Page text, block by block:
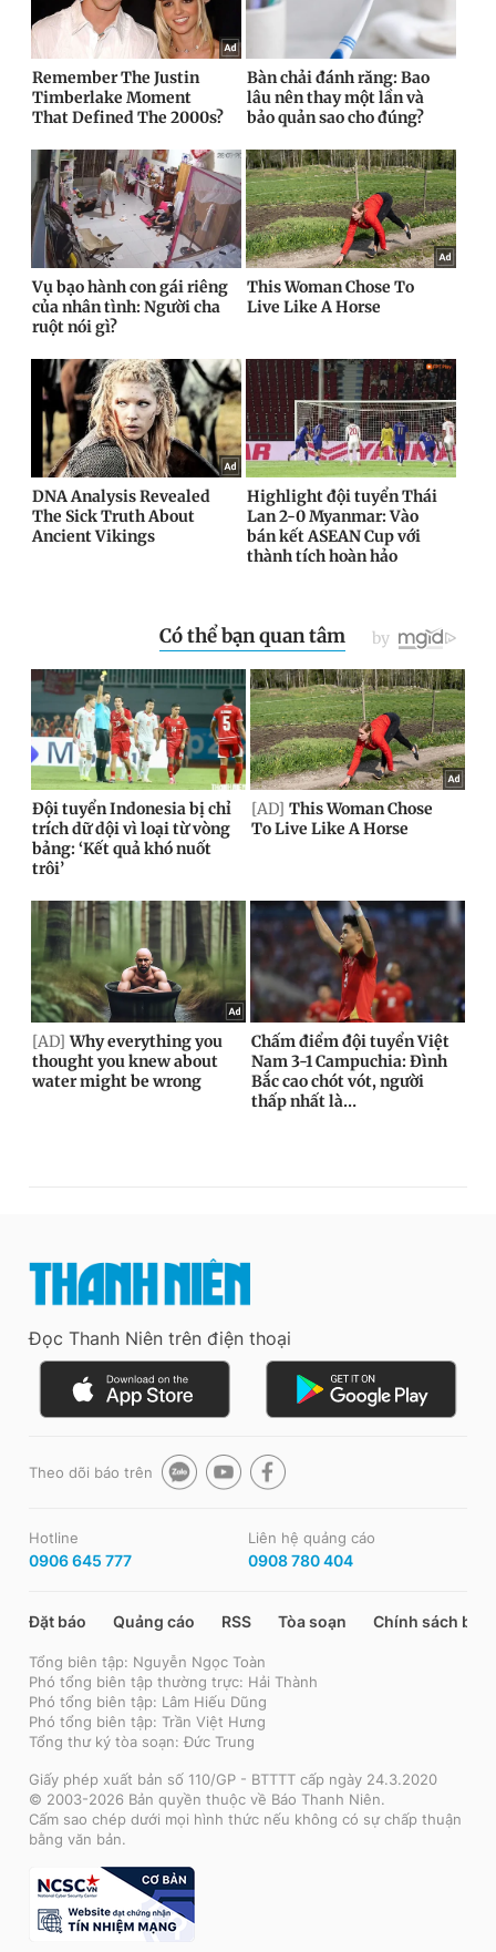
Đọc Thanh Niên trên điện thoại
Theo dõi báo trên
Hotline
0906 645 777
Liên hệ quảng cáo
0908 780 404
Đặt báo Quảng cáo RSS Tòa soạn Chính sách bảo
Tổng biên tập: Nguyễn Ngọc Toàn
Phó tổng biên tập thường trực: Hải Thành
Phó tổng biên tập: Lâm Hiếu Dũng
Phó tổng biên tập: Trần Việt Hưng
Tổng thư ký tòa soạn: Đức Trung
Giấy phép xuất bản số 110/GP - BTTTT cấp ngày 24.3.2020
© 2003-2026 Bản quyền thuộc về Báo Thanh Niên.
Cấm sao chép dưới mọi hình thức nếu không có sự chấp thuận
bằng văn bản.